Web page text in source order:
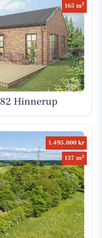
165 m2
Hinnerup
1.495.000 kr
137 m2